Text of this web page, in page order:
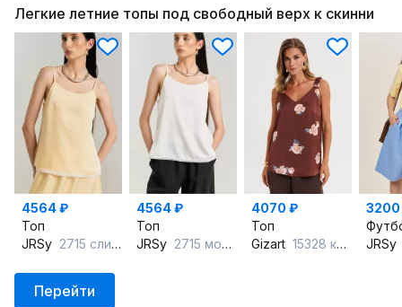
Легкие летние топы под свободный верх к скинни
4564 ₽
Топ
JRSy 2715 сливочный
4564 ₽
Топ
JRSy 2715 молоко
4070 ₽
Топ
Gizart 15328 капучино+принт_цветы
3200
JRSy
Перейти